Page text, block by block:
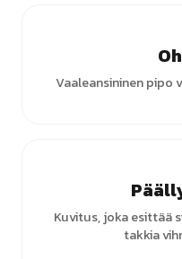
Vaaleansininen pipo
Kuvitus, joka esittää
takkia